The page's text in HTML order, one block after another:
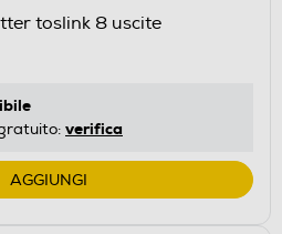
toslink 8 uscite
verifica
AGGIUNGI